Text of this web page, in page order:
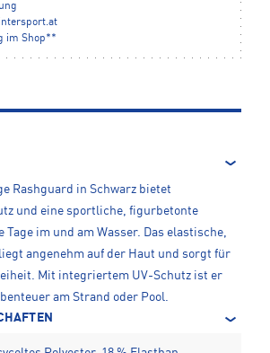
intersport.at
im Shop**
Rashguard in Schwarz bietet
und eine sportliche, figurbetonte
Tage im und am Wasser. Das elastische,
angenehm auf der Haut und sorgt für
Mit integriertem UV-Schutz ist er
am Strand oder Pool.